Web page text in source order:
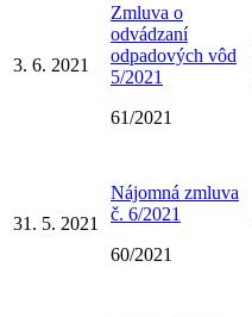
3. 6. 2021
Zmluva o
odvádzaní
odpadových vôd
5/2021
61/2021
31. 5. 2021
Nájomná zmluva
č. 6/2021
60/2021